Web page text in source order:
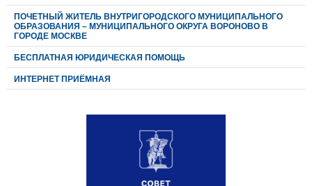
ПОЧЕТНЫЙ ЖИТЕЛЬ ВНУТРИГОРОДСКОГО МУНИЦИПАЛЬНОГО
ОБРАЗОВАНИЯ – МУНИЦИПАЛЬНОГО ОКРУГА ВОРОНОВО В
ГОРОДЕ МОСКВЕ
БЕСПЛАТНАЯ ЮРИДИЧЕСКАЯ ПОМОЩЬ
ИНТЕРНЕТ ПРИЁМНАЯ